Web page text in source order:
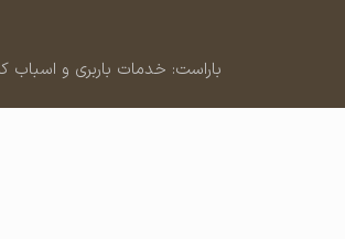
باراست: خدمات باربری و اسباب کشی